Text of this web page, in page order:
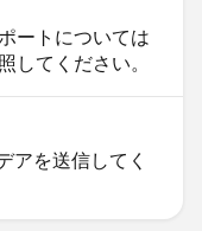
ートについては
してください。
アを送信してく